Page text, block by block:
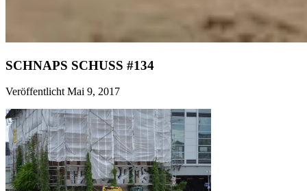
SCHNAPS SCHUSS #134
Veröffentlicht Mai 9, 2017